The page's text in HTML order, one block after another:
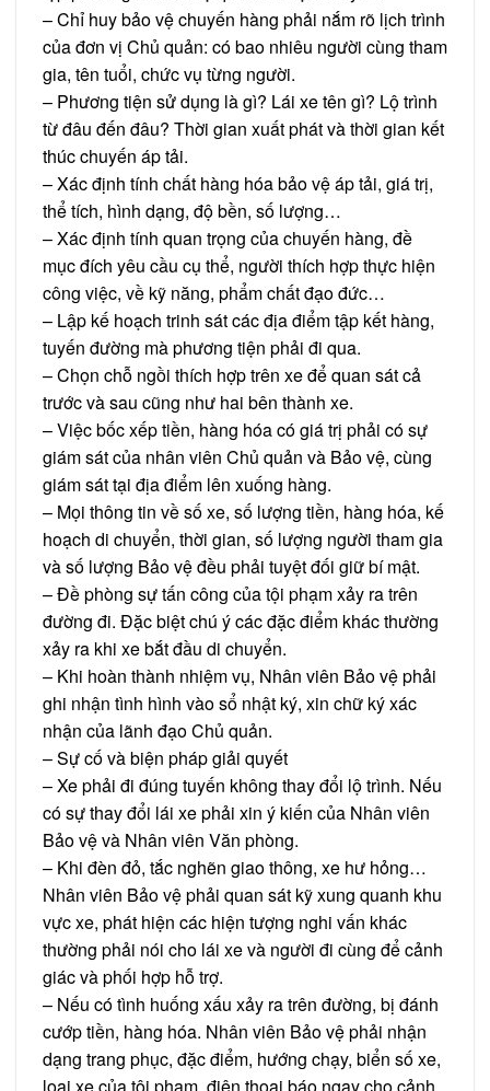
– Chỉ huy bảo vệ chuyến hàng phải nắm rõ lịch trình
của đơn vị Chủ quản: có bao nhiêu người cùng tham
gia, tên tuổi, chức vụ từng người.
– Phương tiện sử dụng là gì? Lái xe tên gì? Lộ trình
từ đâu đến đâu? Thời gian xuất phát và thời gian kết
thúc chuyến áp tải.
– Xác định tính chất hàng hóa bảo vệ áp tải, giá trị,
thể tích, hình dạng, độ bền, số lượng…
– Xác định tính quan trọng của chuyến hàng, đề
mục đích yêu cầu cụ thể, người thích hợp thực hiện
công việc, về kỹ năng, phẩm chất đạo đức…
– Lập kế hoạch trinh sát các địa điểm tập kết hàng,
tuyến đường mà phương tiện phải đi qua.
– Chọn chỗ ngồi thích hợp trên xe để quan sát cả
trước và sau cũng như hai bên thành xe.
– Việc bốc xếp tiền, hàng hóa có giá trị phải có sự
giám sát của nhân viên Chủ quản và Bảo vệ, cùng
giám sát tại địa điểm lên xuống hàng.
– Mọi thông tin về số xe, số lượng tiền, hàng hóa, kế
hoạch di chuyển, thời gian, số lượng người tham gia
và số lượng Bảo vệ đều phải tuyệt đối giữ bí mật.
– Đề phòng sự tấn công của tội phạm xảy ra trên
đường đi. Đặc biệt chú ý các đặc điểm khác thường
xảy ra khi xe bắt đầu di chuyển.
– Khi hoàn thành nhiệm vụ, Nhân viên Bảo vệ phải
ghi nhận tình hình vào sổ nhật ký, xin chữ ký xác
nhận của lãnh đạo Chủ quản.
– Sự cố và biện pháp giải quyết
– Xe phải đi đúng tuyến không thay đổi lộ trình. Nếu
có sự thay đổi lái xe phải xin ý kiến của Nhân viên
Bảo vệ và Nhân viên Văn phòng.
– Khi đèn đỏ, tắc nghẽn giao thông, xe hư hỏng…
Nhân viên Bảo vệ phải quan sát kỹ xung quanh khu
vực xe, phát hiện các hiện tượng nghi vấn khác
thường phải nói cho lái xe và người đi cùng để cảnh
giác và phối hợp hỗ trợ.
– Nếu có tình huống xấu xảy ra trên đường, bị đánh
cướp tiền, hàng hóa. Nhân viên Bảo vệ phải nhận
dạng trang phục, đặc điểm, hướng chạy, biển số xe,